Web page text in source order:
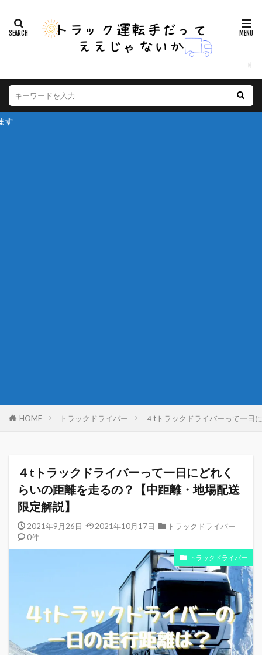
HOME トラックドライバー ４tトラックドライバーって一日
４tトラックドライバーって一日にどれく
らいの距離を走るの？【中距離・地場配送
限定解説】
2021年9月26日 2021年10月17日
トラックドライバー
0件
トラックドライバー